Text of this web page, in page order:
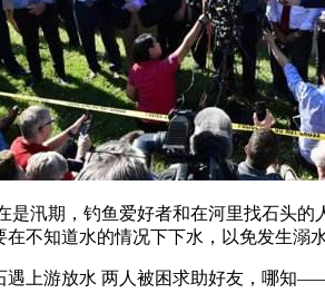
是汛期，钓鱼爱好者和在河里找石头
不知道水的情况下下水，以免发生溺水
遇上游放水 两人被困求助好友，哪知